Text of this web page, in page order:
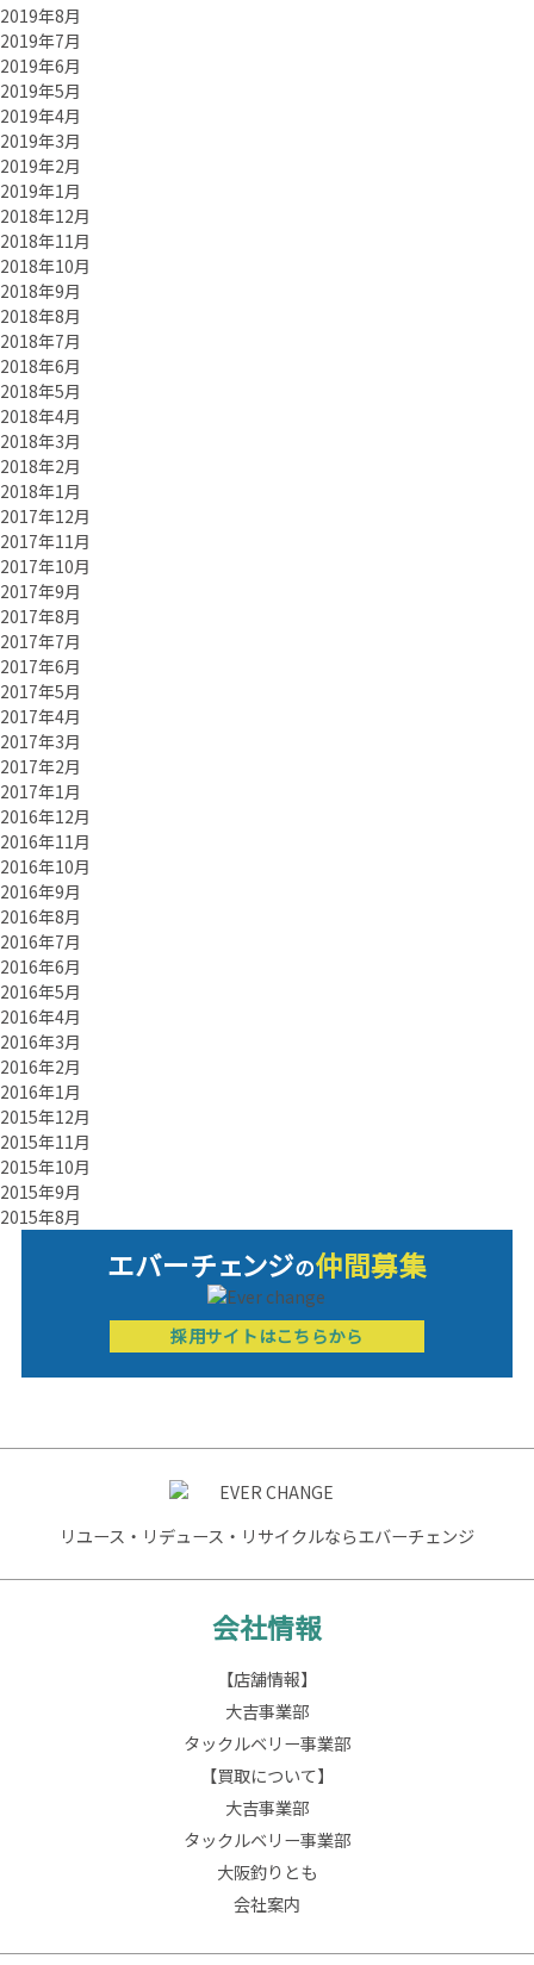
2019年8月
2019年7月
2019年6月
2019年5月
2019年4月
2019年3月
2019年2月
2019年1月
2018年12月
2018年11月
2018年10月
2018年9月
2018年8月
2018年7月
2018年6月
2018年5月
2018年4月
2018年3月
2018年2月
2018年1月
2017年12月
2017年11月
2017年10月
2017年9月
2017年8月
2017年7月
2017年6月
2017年5月
2017年4月
2017年3月
2017年2月
2017年1月
2016年12月
2016年11月
2016年10月
2016年9月
2016年8月
2016年7月
2016年6月
2016年5月
2016年4月
2016年3月
2016年2月
2016年1月
2015年12月
2015年11月
2015年10月
2015年9月
2015年8月
エバーチェンジの仲間募集
採用サイトはこちらから
リユース・リデュース・リサイクルならエバーチェンジ
会社情報
【店舗情報】
大吉事業部
タックルベリー事業部
【買取について】
大吉事業部
タックルベリー事業部
大阪釣りとも
会社案内